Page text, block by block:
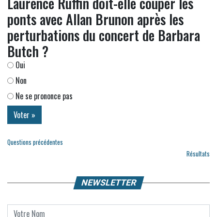
ponts avec Allan Brunon après les
perturbations du concert de Barbara
Butch ?
Oui
Non
Ne se prononce pas
Questions précédentes
Résultats
NEWSLETTER